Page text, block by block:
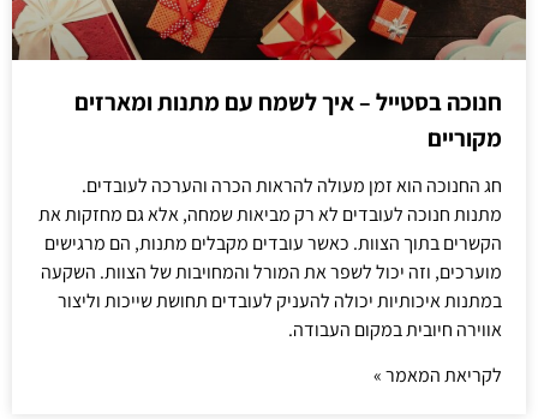
חנוכה בסטייל – איך לשמח עם מתנות ומארזים
מקוריים
חג החנוכה הוא זמן מעולה להראות הכרה והערכה לעובדים.
מתנות חנוכה לעובדים לא רק מביאות שמחה, אלא גם מחזקות את
הקשרים בתוך הצוות. כאשר עובדים מקבלים מתנות, הם מרגישים
מוערכים, וזה יכול לשפר את המורל והמחויבות של הצוות. השקעה
במתנות איכותיות יכולה להעניק לעובדים תחושת שייכות וליצור
אווירה חיובית במקום העבודה.
לקריאת המאמר »